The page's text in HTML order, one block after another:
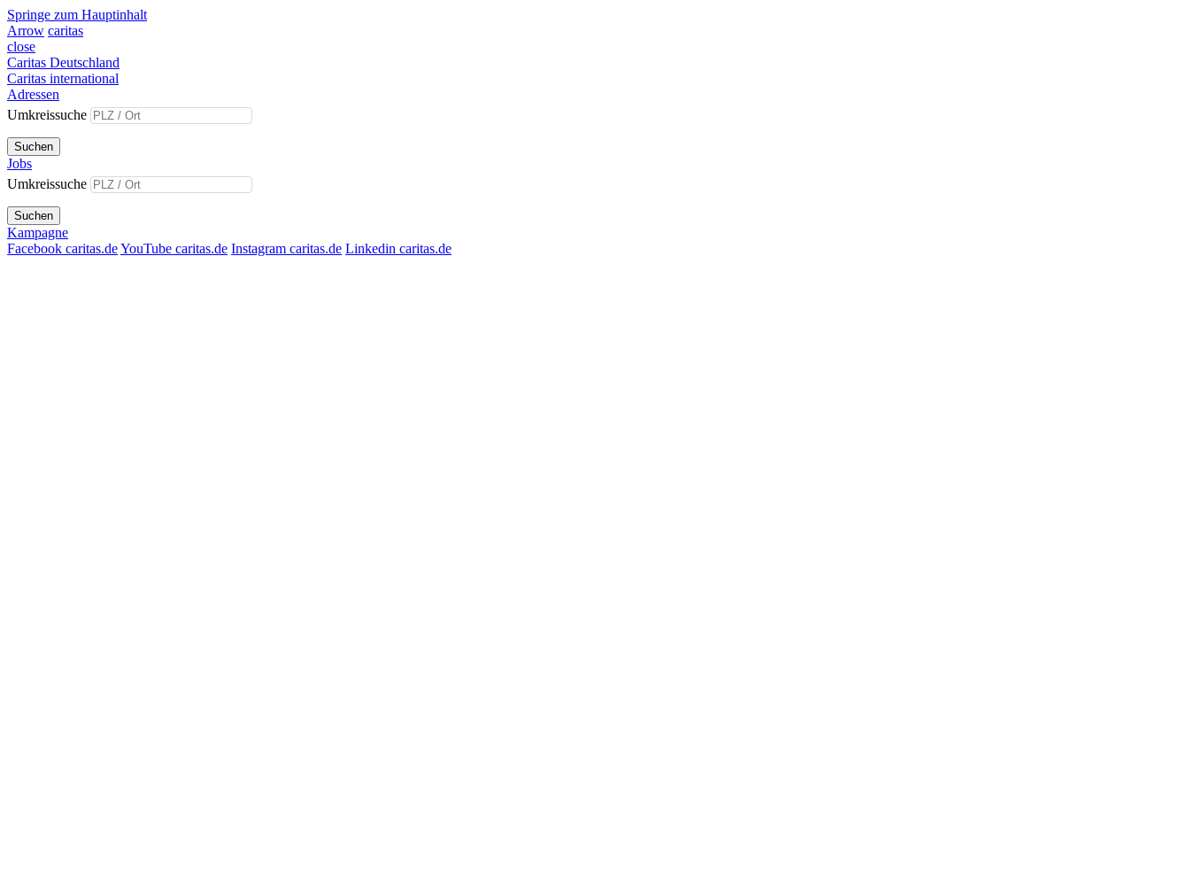
Springe zum Hauptinhalt
Arrow caritas
close
Caritas Deutschland
Caritas international
Adressen
Umkreissuche
Suchen
Jobs
Umkreissuche
Suchen
Kampagne
Facebook caritas.deYouTube caritas.de Instagram caritas.de Linkedin caritas.de